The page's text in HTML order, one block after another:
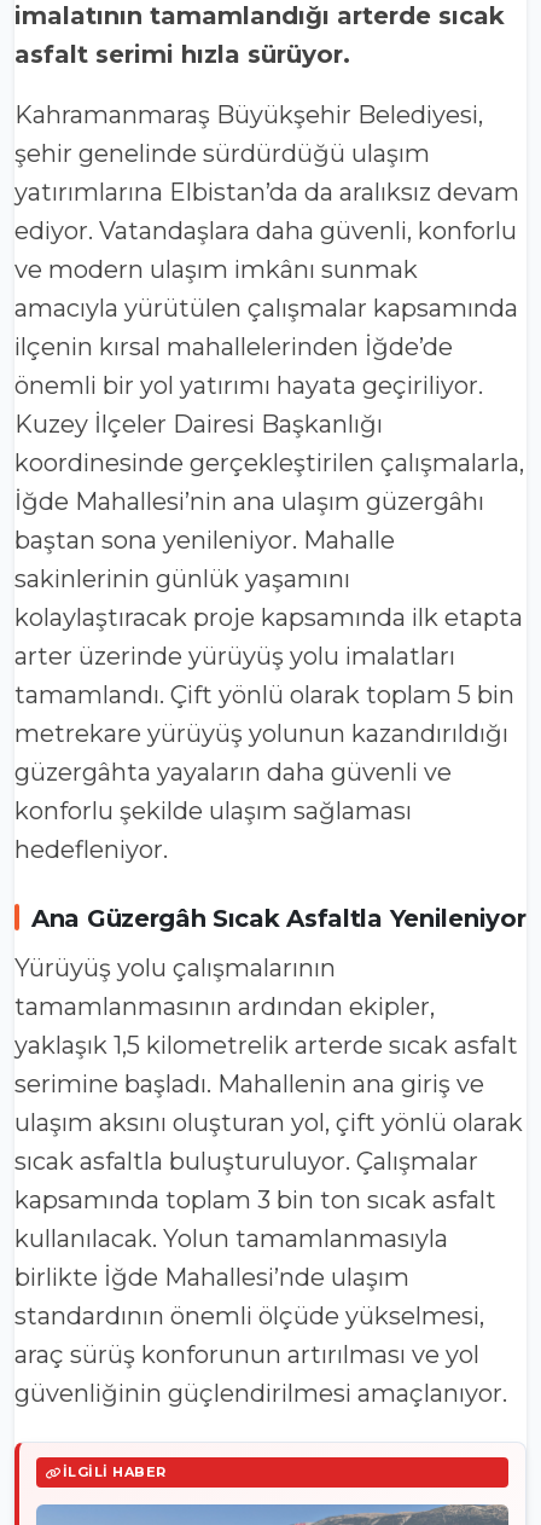
imalatının tamamlandığı arterde sıcak
asfalt serimi hızla sürüyor.
Kahramanmaraş Büyükşehir Belediyesi,
şehir genelinde sürdürdüğü ulaşım
yatırımlarına Elbistan’da da aralıksız devam
ediyor. Vatandaşlara daha güvenli, konforlu
ve modern ulaşım imkânı sunmak
amacıyla yürütülen çalışmalar kapsamında
ilçenin kırsal mahallelerinden İğde’de
önemli bir yol yatırımı hayata geçiriliyor.
Kuzey İlçeler Dairesi Başkanlığı
koordinesinde gerçekleştirilen çalışmalarla,
İğde Mahallesi’nin ana ulaşım güzergâhı
baştan sona yenileniyor. Mahalle
sakinlerinin günlük yaşamını
kolaylaştıracak proje kapsamında ilk etapta
arter üzerinde yürüyüş yolu imalatları
tamamlandı. Çift yönlü olarak toplam 5 bin
metrekare yürüyüş yolunun kazandırıldığı
güzergâhta yayaların daha güvenli ve
konforlu şekilde ulaşım sağlaması
hedefleniyor.
Ana Güzergâh Sıcak Asfaltla Yenileniyor
Yürüyüş yolu çalışmalarının
tamamlanmasının ardından ekipler,
yaklaşık 1,5 kilometrelik arterde sıcak asfalt
serimine başladı. Mahallenin ana giriş ve
ulaşım aksını oluşturan yol, çift yönlü olarak
sıcak asfaltla buluşturuluyor. Çalışmalar
kapsamında toplam 3 bin ton sıcak asfalt
kullanılacak. Yolun tamamlanmasıyla
birlikte İğde Mahallesi’nde ulaşım
standardının önemli ölçüde yükselmesi,
araç sürüş konforunun artırılması ve yol
güvenliğinin güçlendirilmesi amaçlanıyor.
İLGILI HABER